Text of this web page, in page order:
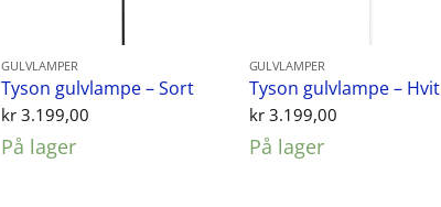
GULVLAMPER
Tyson gulvlampe – Sort
kr 3.199,00
På lager
GULVLAMPER
Tyson gulvlampe – Hvit
kr3.199,00
På lager